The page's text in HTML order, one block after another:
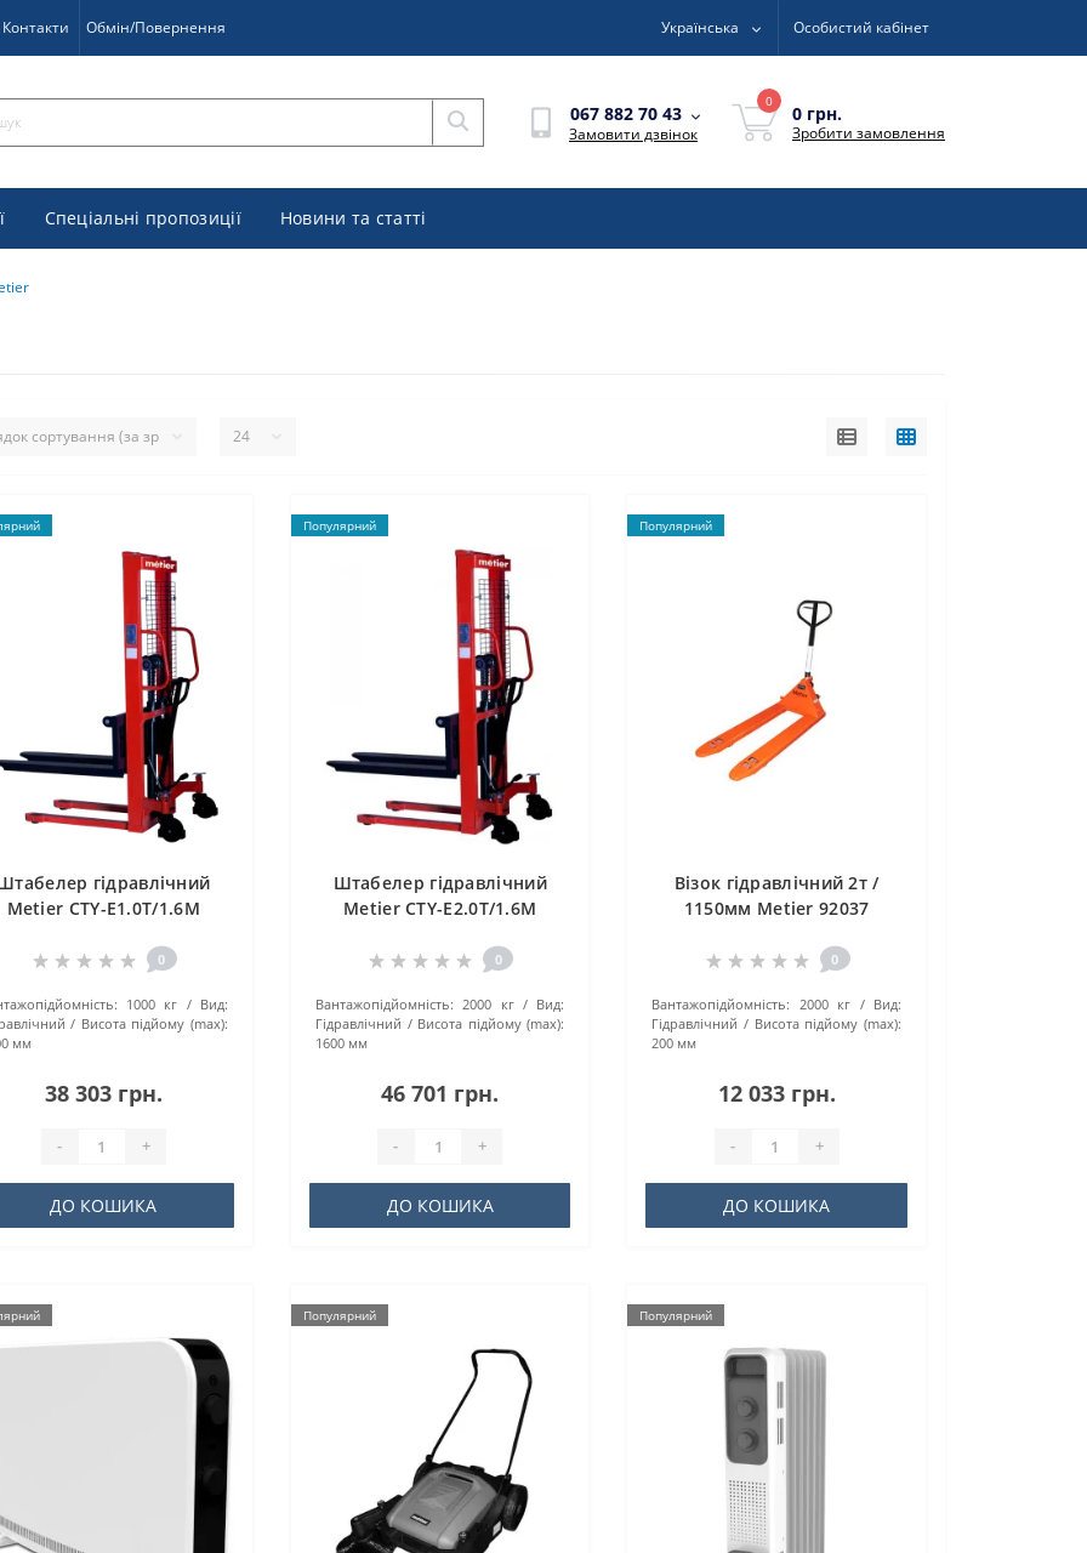
Контакти Обмін/Повернення Українська Особистий кабінет
067 882 70 43
Замовити дзвінок
0
0 грн.
Зробити замовлення
Спеціальні пропозиції Новини та статті
гідравлічний
Metier CTY-E1.0T/1.6M
0
1000 кг
Вид:
Висота підйому (max):
мм
38 303 грн.
- +
ДО КОШИКА
Популярний
Штабелер гідравлічний
Metier CTY-E2.0T/1.6M
0
Вантажопідйомність: 2000 кг
Вид:
Гідравлічний
Висота підйому (max):
1600 мм
46 701 грн.
- +
ДО КОШИКА
Популярний
Візок гідравлічний 2т /
1150мм Metier 92037
0
Вантажопідйомність: 2000 кг
Вид:
Гідравлічний
Висота підйому (max):
200 мм
12 033 грн.
- +
ДО КОШИКА
Популярний Популярний